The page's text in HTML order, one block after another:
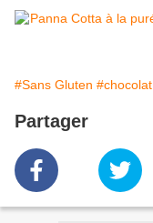
#Sans Gluten #chocolat
Partager